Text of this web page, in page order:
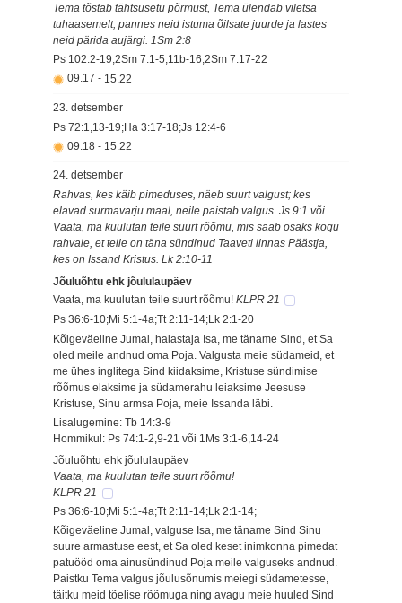
Tema tõstab tähtsusetu põrmust, Tema ülendab viletsa
tuhaasemelt, pannes neid istuma õilsate juurde ja lastes
neid pärida aujärgi. 1Sm 2:8
Ps 102:2-19;2Sm 7:1-5,11b-16;2Sm 7:17-22
09.17 - 15.22
23. detsember
Ps 72:1,13-19;Ha 3:17-18;Js 12:4-6
09.18 - 15.22
24. detsember
Rahvas, kes käib pimeduses, näeb suurt valgust; kes
elavad surmavarju maal, neile paistab valgus. Js 9:1 või
Vaata, ma kuulutan teile suurt rõõmu, mis saab osaks kogu
rahvale, et teile on täna sündinud Taaveti linnas Päästja,
kes on Issand Kristus. Lk 2:10-11
Jõuluõhtu ehk jõululaupäev
Vaata, ma kuulutan teile suurt rõõmu! KLPR 21
Ps 36:6-10;Mi 5:1-4a;Tt 2:11-14;Lk 2:1-20
Kõigeväeline Jumal, halastaja Isa, me täname Sind, et Sa
oled meile andnud oma Poja. Valgusta meie südameid, et
me ühes inglitega Sind kiidaksime, Kristuse sündimise
rõõmus elaksime ja südamerahu leiaksime Jeesuse
Kristuse, Sinu armsa Poja, meie Issanda läbi.
Lisalugemine: Tb 14:3-9
Hommikul: Ps 74:1-2,9-21 või 1Ms 3:1-6,14-24
Jõuluõhtu ehk jõululaupäev
Vaata, ma kuulutan teile suurt rõõmu!
KLPR 21
Ps 36:6-10;Mi 5:1-4a;Tt 2:11-14;Lk 2:1-14;
Kõigeväeline Jumal, valguse Isa, me täname Sind Sinu
suure armastuse eest, et Sa oled keset inimkonna pimedat
patuööd oma ainusündinud Poja meile valguseks andnud.
Paistku Tema valgus jõulusõnumis meiegi südametesse,
täitku meid tõelise rõõmuga ning avagu meie huuled Sind